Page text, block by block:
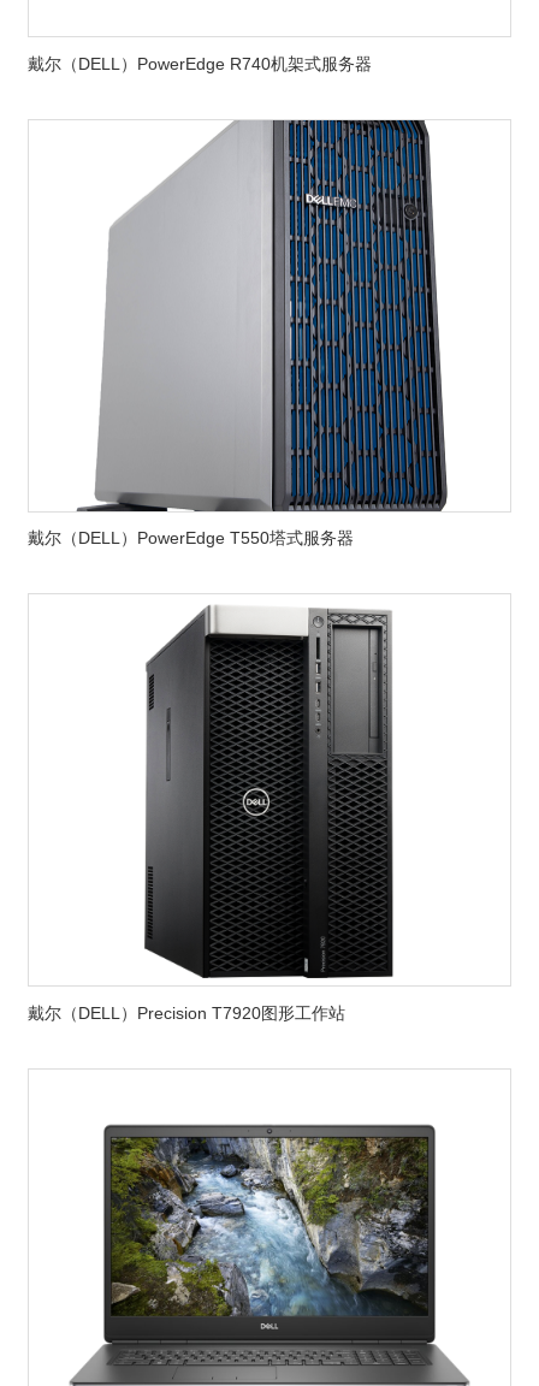
戴尔（DELL）PowerEdge R740机架式服务器
戴尔（DELL）PowerEdge T550塔式服务器
戴尔（DELL）Precision T7920图形工作站